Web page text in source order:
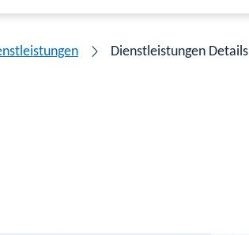
Dienstleistungen Details